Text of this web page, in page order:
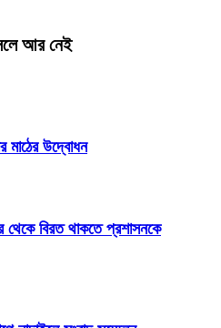
আর নেই
মাঠের উদ্বোধন
থেকে বিরত থাকতে প্রশাসনকে